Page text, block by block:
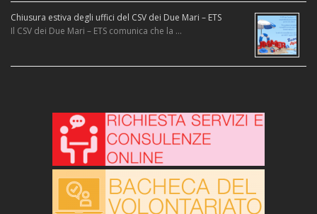
Chiusura estiva degli uffici del CSV dei Due Mari – ETS
Il CSV dei Due Mari – ETS comunica che la …